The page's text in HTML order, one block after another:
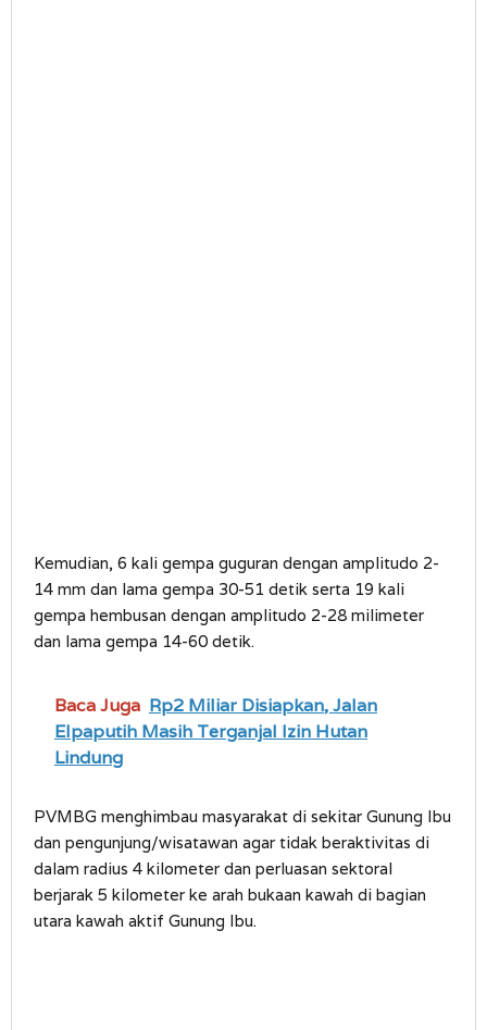
Kemudian, 6 kali gempa guguran dengan amplitudo 2-
14 mm dan lama gempa 30-51 detik serta 19 kali
gempa hembusan dengan amplitudo 2-28 milimeter
dan lama gempa 14-60 detik.
Baca Juga Rp2 Miliar Disiapkan, Jalan
Elpaputih Masih Terganjal Izin Hutan
Lindung
PVMBG menghimbau masyarakat di sekitar Gunung Ibu
dan pengunjung/wisatawan agar tidak beraktivitas di
dalam radius 4 kilometer dan perluasan sektoral
berjarak 5 kilometer ke arah bukaan kawah di bagian
utara kawah aktif Gunung Ibu.